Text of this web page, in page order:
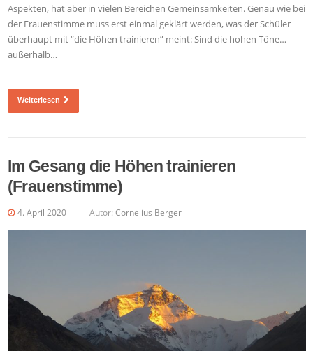
Aspekten, hat aber in vielen Bereichen Gemeinsamkeiten. Genau wie bei
der Frauenstimme muss erst einmal geklärt werden, was der Schüler
überhaupt mit “die Höhen trainieren” meint: Sind die hohen Töne…
außerhalb…
Weiterlesen
Im Gesang die Höhen trainieren
(Frauenstimme)
4. April 2020 Autor: Cornelius Berger